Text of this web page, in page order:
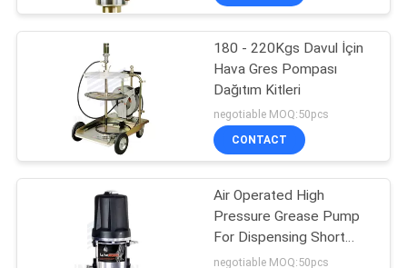
HABERLER
TEKLIF
ISTEĞI
180 - 220Kgs Davul İçin
Hava Gres Pompası
Dağıtım Kitleri
negotiable MOQ:50pcs
CONTACT
Air Operated High
Pressure Grease Pump
For Dispensing Short
Long Distance
negotiable MOQ:50pcs